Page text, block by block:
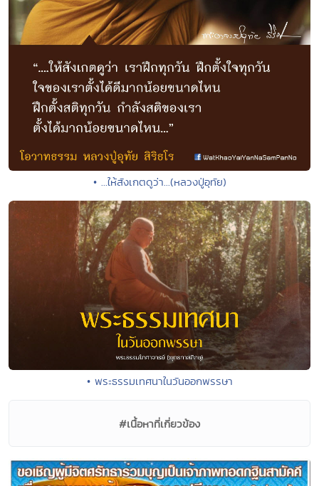
• ...ให้สังเกตดูว่า...(หลวงปู่อุทัย)
• พระธรรมเทศนาในวันออกพรรษา
#เนื้อหาที่เกี่ยวข้อง